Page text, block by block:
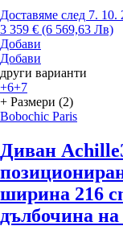
Доставяме след 7. 10.
3 359 € (6 569,63 Лв)
Добави
Добави
други варианти
+6+7
+ Размери (2)
Bobochic Paris
Диван Achille
ширина 216
дълбочина на